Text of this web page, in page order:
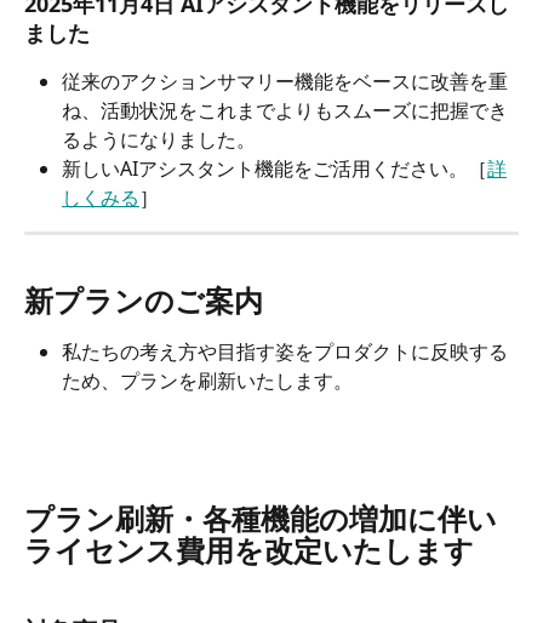
ました
従来のアクションサマリー機能をベースに改善を重
ね、活動状況をこれまでよりもスムーズに把握でき
るようになりました。
新しいAIアシスタント機能をご活用ください。［詳
しくみる］
新プランのご案内
私たちの考え方や目指す姿をプロダクトに反映する
ため、プランを刷新いたします。
プラン刷新・各種機能の増加に伴い
ライセンス費用を改定いたします